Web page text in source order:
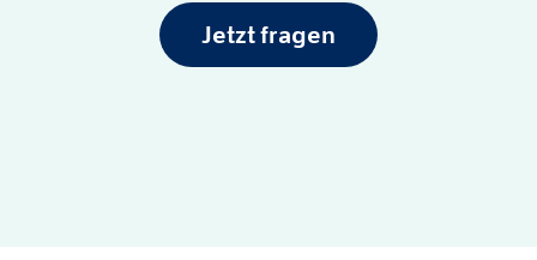
Jetzt fragen